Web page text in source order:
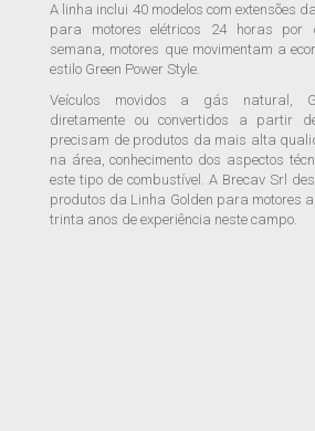
A linha inclui 40 modelos com extensões
para motores elétricos 24 horas
semana, motores que movimentam a
estilo Green Power Style.
Veículos movidos a gás natural,
diretamente ou convertidos a partir
precisam de produtos da mais alta
na área, conhecimento dos aspectos
este tipo de combustível. A Brecav Srl
produtos da Linha Golden para motores a
trinta anos de experiência neste campo.